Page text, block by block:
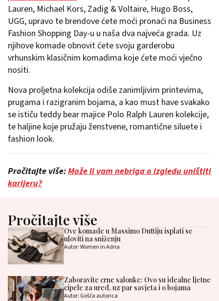
Lauren, Michael Kors, Zadig & Voltaire, Hugo Boss,
UGG, upravo te brendove ćete moći pronaći na Business
Fashion Shopping Day-u u naša dva najveća grada. Uz
njihove komade obnovit ćete svoju garderobu
vrhunskim klasičnim komadima koje ćete moći vječno
nositi.
Nova proljetna kolekcija odiše zanimljivim printevima,
prugama i razigranim bojama, a kao must have svakako
se ističu teddy bear majice Polo Ralph Lauren kolekcije,
te haljine koje pružaju ženstvene, romantične siluete i
fashion look.
Pročitajte više:Može li vam nebriga o izgledu uništiti
karijeru?
Pročitajte više
Ove komade u Massimo Duttiju isplati se
uloviti na sniženju
Autor: Women in Adria
Zaboravite crne salonke: Ovo su idealne ljetne
cipele za ured, uz par savjeta i o bojama
Autor: Gošća autorica